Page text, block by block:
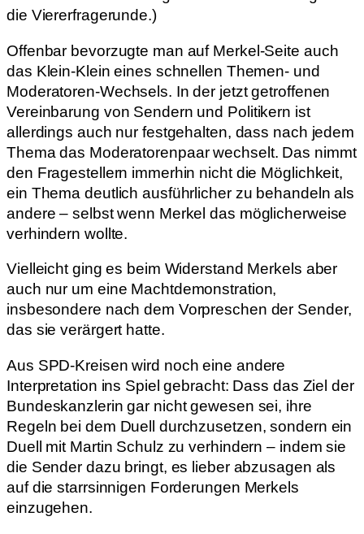
die Viererfragerunde.)
Offenbar bevorzugte man auf Merkel-Seite auch
das Klein-Klein eines schnellen Themen- und
Moderatoren-Wechsels. In der jetzt getroffenen
Vereinbarung von Sendern und Politikern ist
allerdings auch nur festgehalten, dass nach jedem
Thema das Moderatorenpaar wechselt. Das nimmt
den Fragestellern immerhin nicht die Möglichkeit,
ein Thema deutlich ausführlicher zu behandeln als
andere – selbst wenn Merkel das möglicherweise
verhindern wollte.
Vielleicht ging es beim Widerstand Merkels aber
auch nur um eine Machtdemonstration,
insbesondere nach dem Vorpreschen der Sender,
das sie verärgert hatte.
Aus SPD-Kreisen wird noch eine andere
Interpretation ins Spiel gebracht: Dass das Ziel der
Bundeskanzlerin gar nicht gewesen sei, ihre
Regeln bei dem Duell durchzusetzen, sondern ein
Duell mit Martin Schulz zu verhindern – indem sie
die Sender dazu bringt, es lieber abzusagen als
auf die starrsinnigen Forderungen Merkels
einzugehen.